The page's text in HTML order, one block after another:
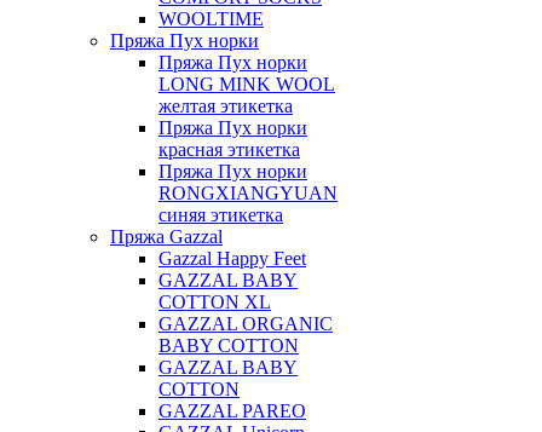
WOOLTIME
Пряжа Пух норки
Пряжа Пух норки
LONG MINK WOOL
желтая этикетка
Пряжа Пух норки
красная этикетка
Пряжа Пух норки
RONGXIANGYUAN
синяя этикетка
Пряжа Gazzal
Gazzal Happy Feet
GAZZAL BABY
COTTON XL
GAZZAL ORGANIC
BABY COTTON
GAZZAL BABY
COTTON
GAZZAL PAREO